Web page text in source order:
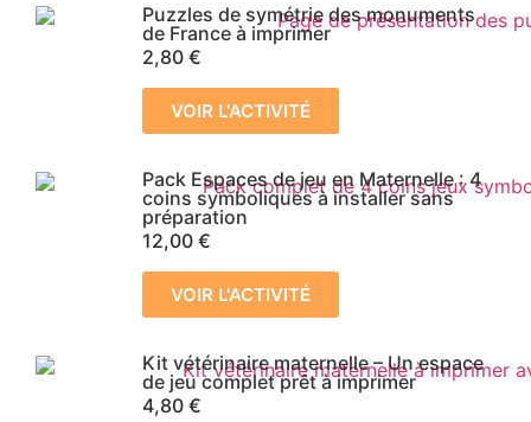
Puzzles de symétrie des monuments
de France à imprimer
2,80 €
VOIR L'ACTIVITÉ
Pack Espaces de jeu en Maternelle : 4
coins symboliques à installer sans
préparation
12,00 €
VOIR L'ACTIVITÉ
Kit vétérinaire maternelle – Un espace
de jeu complet prêt à imprimer
4,80 €